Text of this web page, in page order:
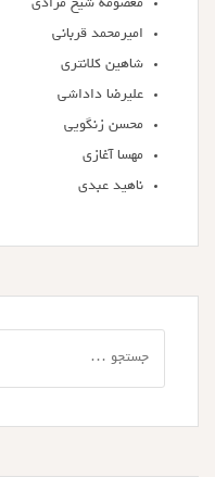
معصومه شیخ مرادی
امیرمحمد قربانی
شاهین کلانتری
علیرضا داداشی
محسن زنگویی
مهسا آغازی
ناهید عبدی
برای: